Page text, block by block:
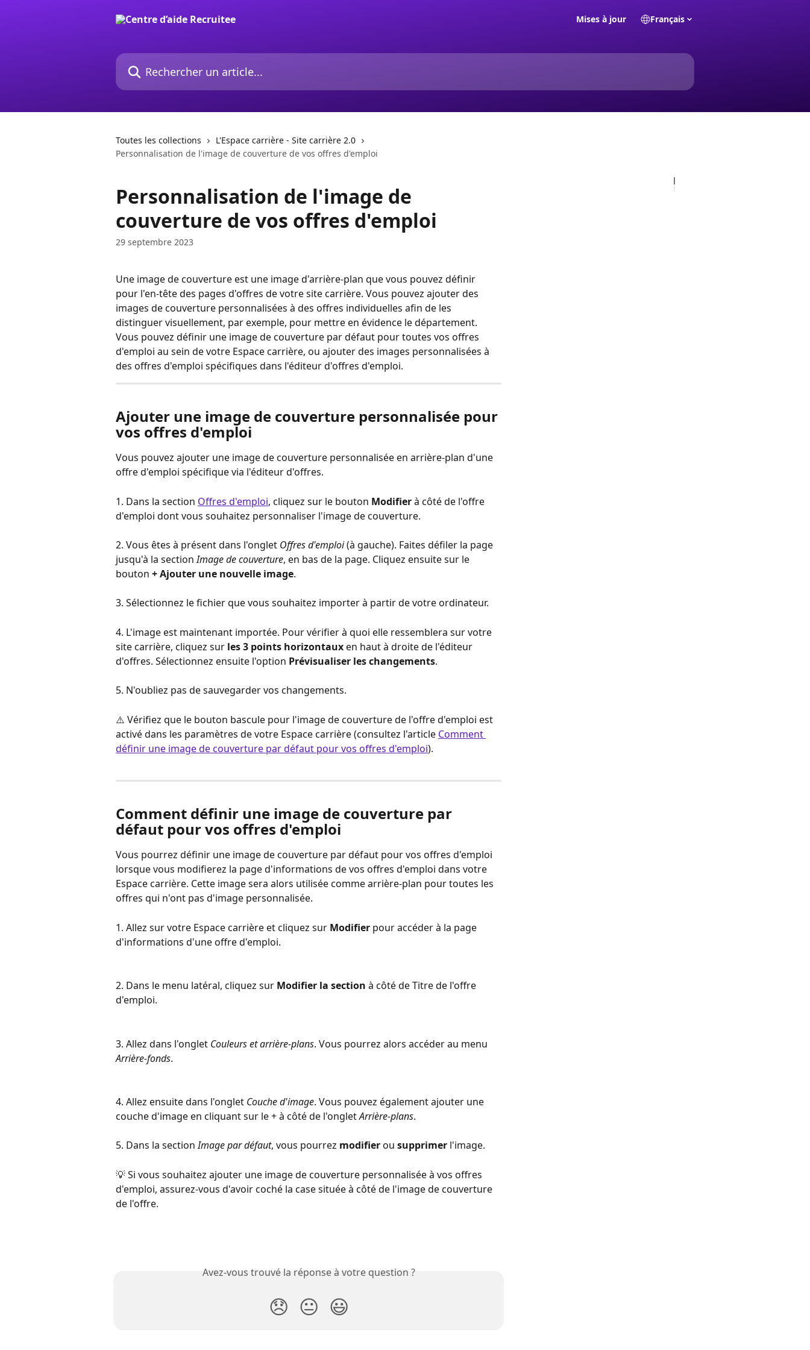
Mises à jour Français
Rechercher un article...
Toutes les collections
L'Espace carrière - Site carrière 2.0
Personnalisation de l'image de couverture de vos offres d'emploi
Personnalisation de l'image de
couverture de vos offres d'emploi
29 septembre 2023
Une image de couverture est une image d'arrière-plan que vous pouvez définir
pour l'en-tête des pages d'offres de votre site carrière. Vous pouvez ajouter des
images de couverture personnalisées à des offres individuelles afin de les
distinguer visuellement, par exemple, pour mettre en évidence le département.
Vous pouvez définir une image de couverture par défaut pour toutes vos offres
d'emploi au sein de votre Espace carrière, ou ajouter des images personnalisées à
des offres d'emploi spécifiques dans l'éditeur d'offres d'emploi.
Ajouter une image de couverture personnalisée pour
vos offres d'emploi
Vous pouvez ajouter une image de couverture personnalisée en arrière-plan d'une
offre d'emploi spécifique via l'éditeur d'offres.
1. Dans la section Offres d'emploi, cliquez sur le bouton Modifier à côté de l'offre
d'emploi dont vous souhaitez personnaliser l'image de couverture.
2. Vous êtes à présent dans l'onglet Offres d'emploi (à gauche). Faites défiler la page
jusqu'à la section Image de couverture, en bas de la page. Cliquez ensuite sur le
bouton + Ajouter une nouvelle image.
3. Sélectionnez le fichier que vous souhaitez importer à partir de votre ordinateur.
4. L'image est maintenant importée. Pour vérifier à quoi elle ressemblera sur votre
site carrière, cliquez sur les 3 points horizontaux en haut à droite de l'éditeur
d'offres. Sélectionnez ensuite l'option Prévisualiser les changements.
5. N'oubliez pas de sauvegarder vos changements.
⚠️ Vérifiez que le bouton bascule pour l'image de couverture de l'offre d'emploi est
activé dans les paramètres de votre Espace carrière (consultez l'article Comment
définir une image de couverture par défaut pour vos offres d'emploi).
Comment définir une image de couverture par
défaut pour vos offres d'emploi
Vous pourrez définir une image de couverture par défaut pour vos offres d'emploi
lorsque vous modifierez la page d'informations de vos offres d'emploi dans votre
Espace carrière. Cette image sera alors utilisée comme arrière-plan pour toutes les
offres qui n'ont pas d'image personnalisée.
1. Allez sur votre Espace carrière et cliquez sur Modifier pour accéder à la page
d'informations d'une offre d'emploi.
2. Dans le menu latéral, cliquez sur Modifier la section à côté de Titre de l'offre
d'emploi.
3. Allez dans l'onglet Couleurs et arrière-plans. Vous pourrez alors accéder au menu
Arrière-fonds.
4. Allez ensuite dans l'onglet Couche d'image. Vous pouvez également ajouter une
couche d'image en cliquant sur le + à côté de l'onglet Arrière-plans.
5. Dans la section Image par défaut, vous pourrez modifier ou supprimer l'image.
💡 Si vous souhaitez ajouter une image de couverture personnalisée à vos offres
d'emploi, assurez-vous d'avoir coché la case située à côté de l'image de couverture
de l'offre.
Avez-vous trouvé la réponse à votre question ?
😞 😐 😃